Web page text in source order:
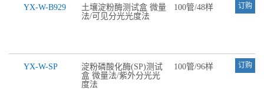
YX-W-B929
土壤淀粉酶测试盒 微量
法/可见分光光度法
100管/48样 订购
YX-W-SP
淀粉磷酸化酶(SP)测试
盒 微量法/紫外分光光
度法
100管/96样 订购